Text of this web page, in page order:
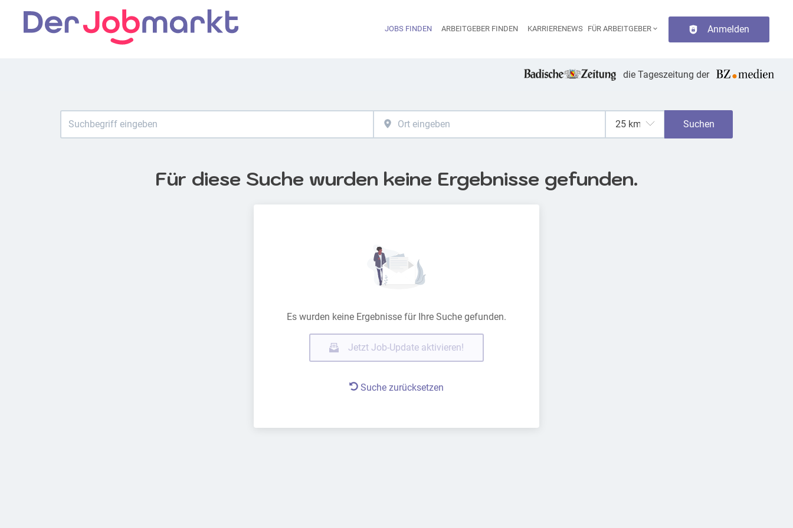
Haupt-Navigation
JOBS FINDEN ARBEITGEBER FINDEN KARRIERENEWS FÜR ARBEITGEBER Anmelden
die Tageszeitung der
Suchen
Für diese Suche wurden keine Ergebnisse gefunden.
Es wurden keine Ergebnisse für Ihre Suche gefunden.
Jetzt Job-Update aktivieren!
Suche zurücksetzen